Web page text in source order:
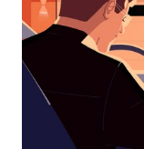
selecionar
uma
data.
Prima
o
botão